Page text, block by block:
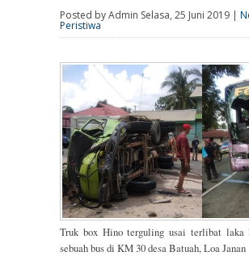
Posted by Admin Selasa, 25 Juni 2019 |
Peristiwa
Truk box Hino terguling usai terlibat laka
sebuah bus di KM 30 desa Batuah, Loa Janan